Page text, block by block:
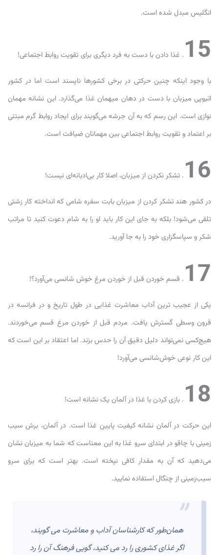
انگلیس مبدل شده است.
15 . غذا دادن با دست به فرد دیگری برای تقویت روابط اجتماعی!
با وجود اینکه چنین حرکتی در برخی کشورها ناپسند است اما در کشور
اتیوپی میزبان با دست در دهان میهمان غذا می‌گذارد. این نشانه مهمان
نوازی است. این رسم که به آن جرشه می‌گویند برای ایجاد روابط گرم مبتنی
بر اعتماد و تقویت روابط اجتماعی بین مهمانان ضیافت است.
16 . تشکر نکردن از میزبان، اصلا کار بی‌ادبانه‌ای نیست!
در کشور هند تشکر کردن از میزبان بابت سفره شامی که انداخته کار زشتی
تلقی می‌شود! بلکه به جای این کار باید او را به شام دعوت کنید تا مراتب
شکر و سپاسگزاری خود را به جا آورید.
17 . قسم خوردن قبل از خوردن مرغ خوش شانسی می‌آورد؟!
یکی از عجیب ترین آداب معاشرت غذایی در طول تاریخ و در فرانسه در
قرون وسطی گسترش یافت. مردم قبل از خوردن مرغ قسم می‌خوردند.
هیچ‌کسی نمی‌تواند دلیل دقیق آن را حدس بزند. اما اعتقاد بر این است که
این کار نوعی خوش‌شانسی می‌آورد!
18 . بازی کردن با غذا در آلمان یک نشانه است!
این حرکت در آلمان نشانه کیفیت پایین غذا است. در آلمان، برش سیب
زمینی با چاقو در ابتدای سرو غذا به این معناست که شما به میزبان نشان
می‌دهید که آن به مقدار کافی نپخته است. بهتر است که برای سرو
سیب‌زمینی از چنگال استفاده نمایید.
همان‌طور که کارشناسان آداب و معاشرت می گویند،
اگر غذای کشوری را رد می کنید، گویی فرهنگ آن را رد